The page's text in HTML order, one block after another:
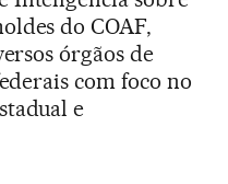
do COAF,
órgãos de
com foco no
e